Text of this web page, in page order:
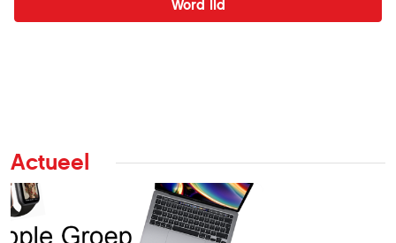
Word lid
Actueel